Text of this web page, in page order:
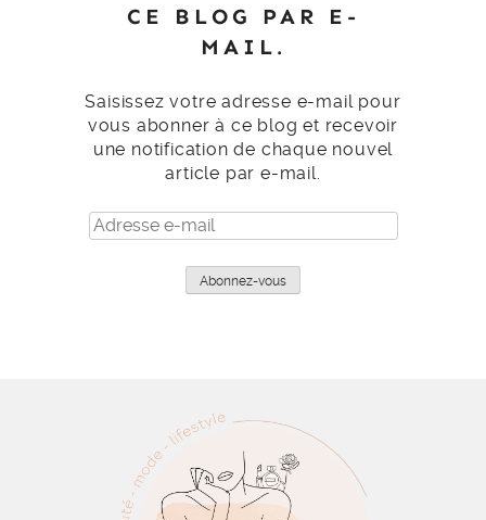
CE BLOG PAR E-
MAIL.
Saisissez votre adresse e-mail pour
vous abonner à ce blog et recevoir
une notification de chaque nouvel
article par e-mail.
Adresse
e-
Abonnez-vous